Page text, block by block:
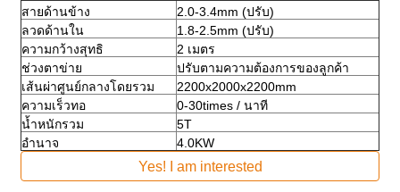
สายด้านข้าง
2.0-3.4mm (ปรับ)
ลวดด้านใน
1.8-2.5mm (ปรับ)
ความกว้างสุทธิ
2 เมตร
ช่วงตาข่าย
ปรับตามความต้องการของลูกค้า
เส้นผ่าศูนย์กลางโดยรวม
2200x2000x2200mm
ความเร็วทอ
0-30times / นาที
น้ำหนักรวม
5T
อำนาจ
4.0KW
Yes! I am interested